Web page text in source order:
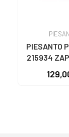
PIESANTO
215934
Y